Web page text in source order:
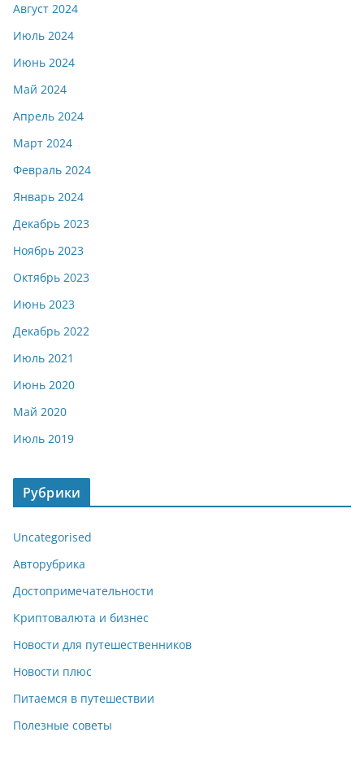
Август 2024
Июль 2024
Июнь 2024
Май 2024
Апрель 2024
Март 2024
Февраль 2024
Январь 2024
Декабрь 2023
Ноябрь 2023
Октябрь 2023
Июнь 2023
Декабрь 2022
Июль 2021
Июнь 2020
Май 2020
Июль 2019
Рубрики
Uncategorised
Авторубрика
Достопримечательности
Криптовалюта и бизнес
Новости для путешественников
Новости плюс
Питаемся в путешествии
Полезные советы